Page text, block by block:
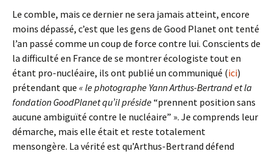
Le comble, mais ce dernier ne sera jamais atteint, encore
moins dépassé, c’est que les gens de Good Planet ont tenté
l’an passé comme un coup de force contre lui. Conscients de
la difficulté en France de se montrer écologiste tout en
étant pro-nucléaire, ils ont publié un communiqué (ici)
prétendant que « le photographe Yann Arthus-Bertrand et la
fondation GoodPlanet qu’il préside“prennent position sans
aucune ambiguïté contre le nucléaire” ». Je comprends leur
démarche, mais elle était et reste totalement
mensongère. La vérité est qu’Arthus-Bertrand défend